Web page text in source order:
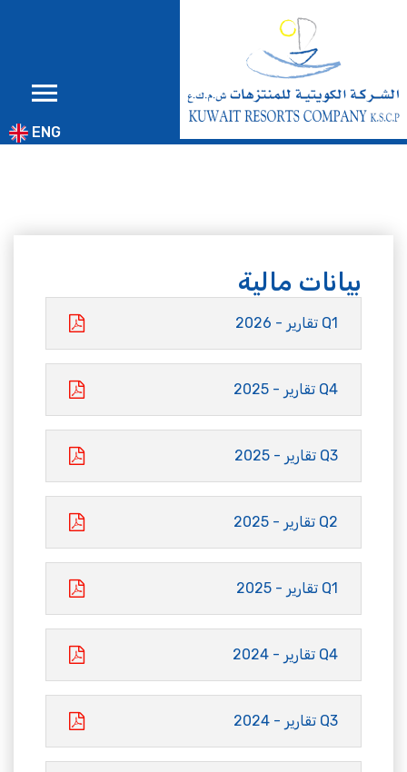
ENG
بيانات مالية
Q1 تقارير - 2026
Q4 تقارير - 2025
Q3 تقارير - 2025
Q2 تقارير - 2025
Q1 تقارير - 2025
Q4 تقارير - 2024
Q3 تقارير - 2024